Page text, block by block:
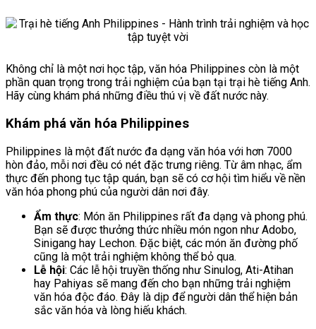
Không chỉ là một nơi học tập, văn hóa Philippines còn là một
phần quan trọng trong trải nghiệm của bạn tại trại hè tiếng Anh.
Hãy cùng khám phá những điều thú vị về đất nước này.
Khám phá văn hóa Philippines
Philippines là một đất nước đa dạng văn hóa với hơn 7000
hòn đảo, mỗi nơi đều có nét đặc trưng riêng. Từ âm nhạc, ẩm
thực đến phong tục tập quán, bạn sẽ có cơ hội tìm hiểu về nền
văn hóa phong phú của người dân nơi đây.
Ẩm thực: Món ăn Philippines rất đa dạng và phong phú.
Bạn sẽ được thưởng thức nhiều món ngon như Adobo,
Sinigang hay Lechon. Đặc biệt, các món ăn đường phố
cũng là một trải nghiệm không thể bỏ qua.
Lễ hội: Các lễ hội truyền thống như Sinulog, Ati-Atihan
hay Pahiyas sẽ mang đến cho bạn những trải nghiệm
văn hóa độc đáo. Đây là dịp để người dân thể hiện bản
sắc văn hóa và lòng hiếu khách.